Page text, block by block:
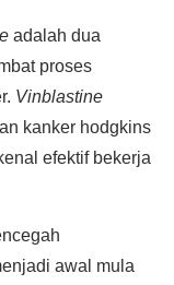
adalah dua
proses
Vinblastine
kanker hodgkins
efektif bekerja
awal mula